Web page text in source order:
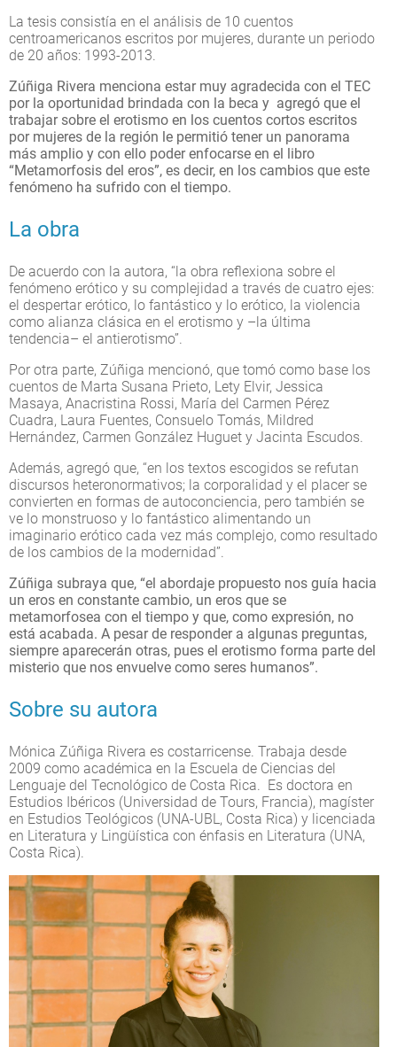
La tesis consistía en el análisis de 10 cuentos
centroamericanos escritos por mujeres, durante un periodo
de 20 años: 1993-2013.
Zúñiga Rivera menciona estar muy agradecida con el TEC
por la oportunidad brindada con la beca y agregó que el
trabajar sobre el erotismo en los cuentos cortos escritos
por mujeres de la región le permitió tener un panorama
más amplio y con ello poder enfocarse en el libro
“Metamorfosis del eros”, es decir, en los cambios que este
fenómeno ha sufrido con el tiempo.
La obra
De acuerdo con la autora, “la obra reflexiona sobre el
fenómeno erótico y su complejidad a través de cuatro ejes:
el despertar erótico, lo fantástico y lo erótico, la violencia
como alianza clásica en el erotismo y –la última
tendencia– el antierotismo”.
Por otra parte, Zúñiga mencionó, que tomó como base los
cuentos de Marta Susana Prieto, Lety Elvir, Jessica
Masaya, Anacristina Rossi, María del Carmen Pérez
Cuadra, Laura Fuentes, Consuelo Tomás, Mildred
Hernández, Carmen González Huguet y Jacinta Escudos.
Además, agregó que, “en los textos escogidos se refutan
discursos heteronormativos; la corporalidad y el placer se
convierten en formas de autoconciencia, pero también se
ve lo monstruoso y lo fantástico alimentando un
imaginario erótico cada vez más complejo, como resultado
de los cambios de la modernidad”.
Zúñiga subraya que, “el abordaje propuesto nos guía hacia
un eros en constante cambio, un eros que se
metamorfosea con el tiempo y que, como expresión, no
está acabada. A pesar de responder a algunas preguntas,
siempre aparecerán otras, pues el erotismo forma parte del
misterio que nos envuelve como seres humanos”.
Sobre su autora
Mónica Zúñiga Rivera es costarricense. Trabaja desde
2009 como académica en la Escuela de Ciencias del
Lenguaje del Tecnológico de Costa Rica. Es doctora en
Estudios Ibéricos (Universidad de Tours, Francia), magíster
en Estudios Teológicos (UNA-UBL, Costa Rica) y licenciada
en Literatura y Lingüística con énfasis en Literatura (UNA,
Costa Rica).